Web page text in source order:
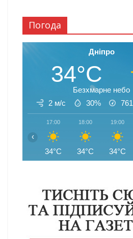
Погода
Дніпро
34°C
Безхмарне небо
2 м/с
30% 761
17:00
34°C
18:00
34°C
19:00
34°C
‹